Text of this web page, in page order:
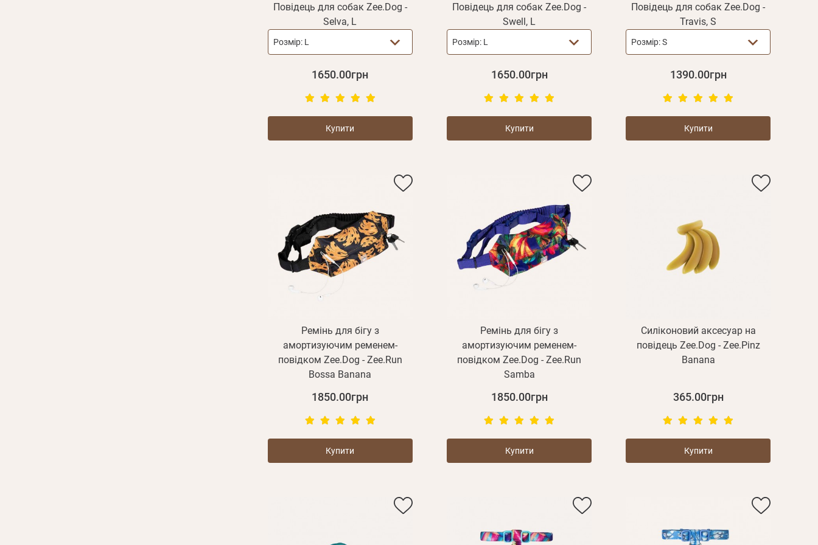
Повідець для собак Zee.Dog -
Selva, L
Розмір: L
1650.00грн
Купити
Повідець для собак Zee.Dog -
Swell, L
Розмір: L
1650.00грн
Купити
Повідець для собак Zee.Dog -
Travis, S
Розмір:S
1390.00грн
Купити
Ремінь для бігу з
амортизуючим ременем-
повідком Zee.Dog - Zee.Run
Bossa Banana
1850.00грн
Купити
Ремінь для бігу з
амортизуючим ременем-
повідком Zee.Dog - Zee.Run
Samba
1850.00грн
Купити
Силіконовий аксесуар на
повідець Zee.Dog - Zee.Pinz
Banana
365.00грн
Купити